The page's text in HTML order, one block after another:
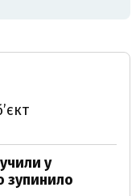
у
зупинило